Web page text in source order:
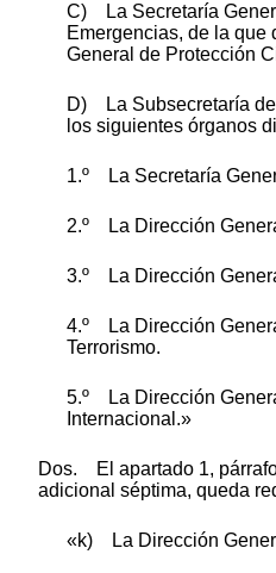
C) La Secretaría
Emergencias, de la que
General de Protección
D) La Subsecretaría
los siguientes órganos
1.º La Secretaría
2.º La Dirección
3.º La Dirección
4.º La Dirección
Terrorismo.
5.º La Dirección
Internacional.»
Dos. El apartado 1,
adicional séptima, queda
«k) La Dirección